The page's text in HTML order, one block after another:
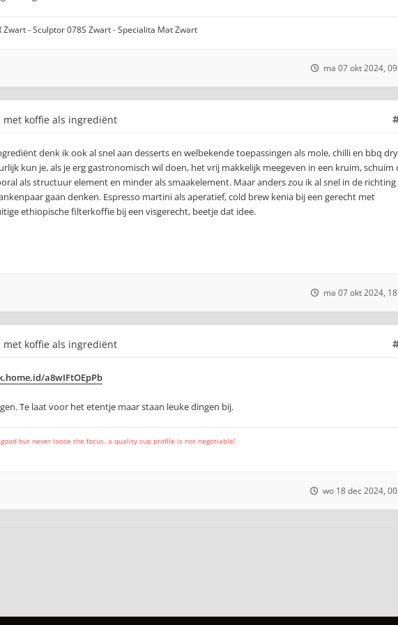
Zwart - Sculptor 078S Zwart - Specialita Mat Zwart
ma 07 okt 2024,
met koffie als ingrediënt
denk ik ook al snel aan desserts en welbekende toepassingen als mole, chilli en bbq
kun je, als je erg gastronomisch wil doen, het vrij makkelijk meegeven in een kruim, schuim
als structuur element en minder als smaakelement. Maar anders zou ik al snel in de richting
gaan denken. Espresso martini als aperatief, cold brew kenia bij een gerecht met
ethiopische filterkoffie bij een visgerecht, beetje dat idee.
ma 07 okt 2024,
met koffie als ingrediënt
a8wIFtOEpPb
Te laat voor het etentje maar staan leuke dingen bij.
but never loose the focus, a quality cup profile is not negotiable!
wo 18 dec 2024,